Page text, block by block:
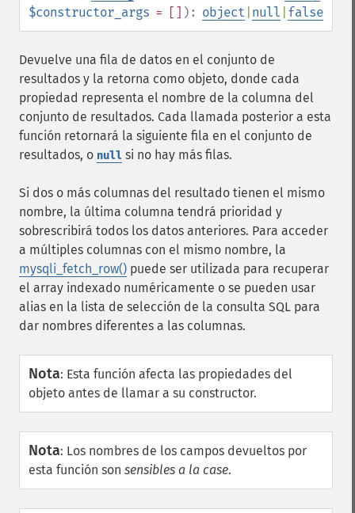
$constructor_args = [] ): object null false
Devuelve una fila de datos en el conjunto de
resultados y la retorna como objeto, donde cada
propiedad representa el nombre de la columna del
conjunto de resultados. Cada llamada posterior a esta
función retornará la siguiente fila en el conjunto de
resultados, o null si no hay más filas.
Si dos o más columnas del resultado tienen el mismo
nombre, la última columna tendrá prioridad y
sobrescribirá todos los datos anteriores. Para acceder
a múltiples columnas con el mismo nombre, la
mysqli_fetch_row() puede ser utilizada para recuperar
el array indexado numéricamente o se pueden usar
alias en la lista de selección de la consulta SQL para
dar nombres diferentes a las columnas.
Nota: Esta función afecta las propiedades del
objeto antes de llamar a su constructor.
Nota: Los nombres de los campos devueltos por
esta función son sensibles a la case.